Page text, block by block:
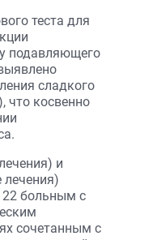
теста для
подавляющего
сладкого
что косвенно
и
лечения)
22 больным с
сочетанным с